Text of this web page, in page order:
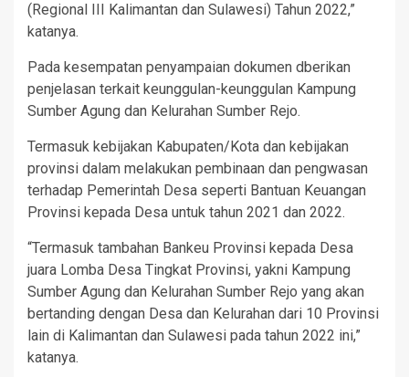
(Regional III Kalimantan dan Sulawesi) Tahun 2022,”
katanya.
Pada kesempatan penyampaian dokumen dberikan
penjelasan terkait keunggulan-keunggulan Kampung
Sumber Agung dan Kelurahan Sumber Rejo.
Termasuk kebijakan Kabupaten/Kota dan kebijakan
provinsi dalam melakukan pembinaan dan pengwasan
terhadap Pemerintah Desa seperti Bantuan Keuangan
Provinsi kepada Desa untuk tahun 2021 dan 2022.
“Termasuk tambahan Bankeu Provinsi kepada Desa
juara Lomba Desa Tingkat Provinsi, yakni Kampung
Sumber Agung dan Kelurahan Sumber Rejo yang akan
bertanding dengan Desa dan Kelurahan dari 10 Provinsi
lain di Kalimantan dan Sulawesi pada tahun 2022 ini,”
katanya.